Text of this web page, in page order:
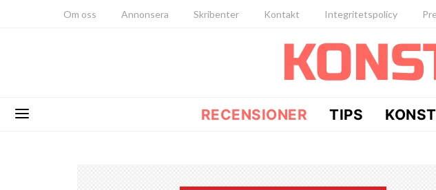
Om oss Annonsera Skribenter Kontakt Integritetspolicy
RECENSIONER TIPS